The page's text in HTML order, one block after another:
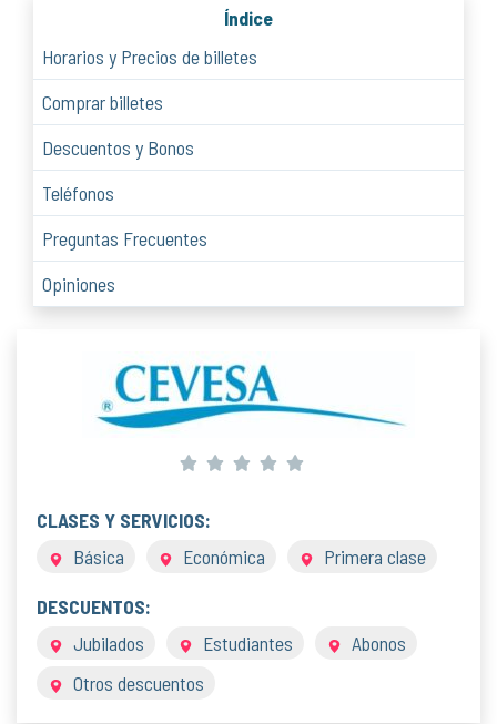
Índice
Horarios y Precios de billetes
Comprar billetes
Descuentos y Bonos
Teléfonos
Preguntas Frecuentes
Opiniones
CLASES Y SERVICIOS:
Básica
Económica Primera clase
DESCUENTOS:
Jubilados
Estudiantes
Abonos
Otros descuentos